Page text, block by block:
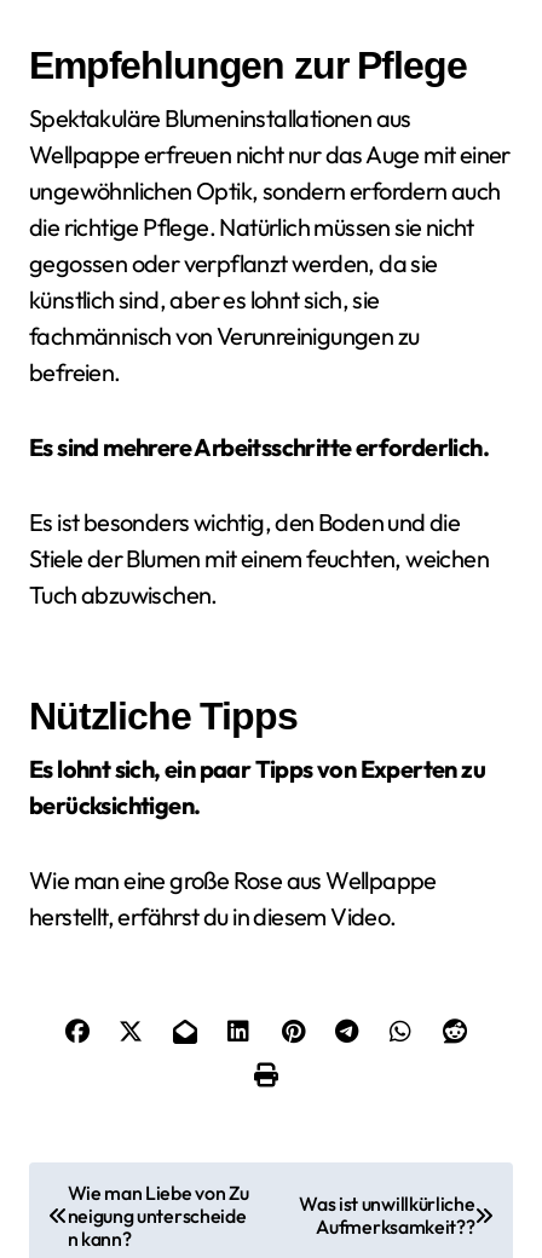
Empfehlungen zur Pflege
Spektakuläre Blumeninstallationen aus
Wellpappe erfreuen nicht nur das Auge mit einer
ungewöhnlichen Optik, sondern erfordern auch
die richtige Pflege. Natürlich müssen sie nicht
gegossen oder verpflanzt werden, da sie
künstlich sind, aber es lohnt sich, sie
fachmännisch von Verunreinigungen zu
befreien.
Es sind mehrere Arbeitsschritte erforderlich.
Es ist besonders wichtig, den Boden und die
Stiele der Blumen mit einem feuchten, weichen
Tuch abzuwischen.
Nützliche Tipps
Es lohnt sich, ein paar Tipps von Experten zu
berücksichtigen.
Wie man eine große Rose aus Wellpappe
herstellt, erfährst du in diesem Video.
Wie man Liebe von Zu
neigung unterscheide
n kann?
Was ist unwillkürliche
Aufmerksamkeit??